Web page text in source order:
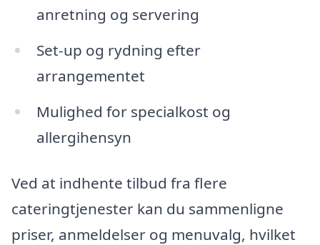
anretning og servering
Set-up og rydning efter
arrangementet
Mulighed for specialkost og
allergihensyn
Ved at indhente tilbud fra flere
cateringtjenester kan du sammenligne
priser, anmeldelser og menuvalg, hvilket